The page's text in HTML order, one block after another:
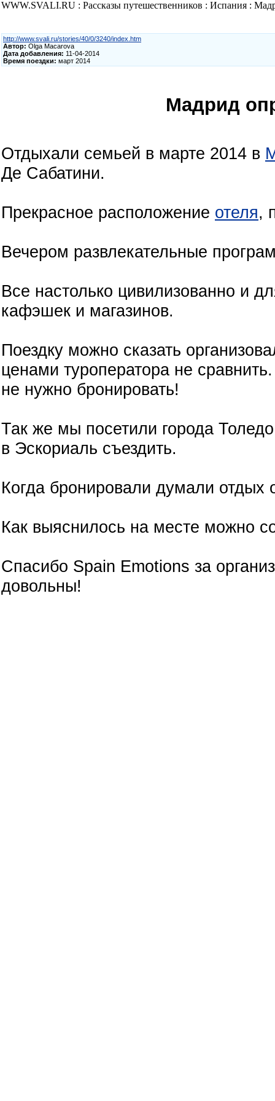
WWW.SVALI.RU : Рассказы путешественников : Испания :
http://www.svali.ru/stories/40/0/3240/index.htm
Автор: Olga Macarova
Дата добавления: 11-04-2014
Время поездки: март 2014
Мадрид
Отдыхали семьей в марте 2014 в
Де Сабатини.
Прекрасное расположение отеля,
Вечером развлекательные
Все настолько цивилизованно и
кафэшек и магазинов.
Поездку можно сказать
ценами туроператора не
не нужно бронировать!
Так же мы посетили города
в Эскориаль съездить.
Когда бронировали думали отдых
Как выяснилось на месте можно
Спасибо Spain Emotions за
довольны!